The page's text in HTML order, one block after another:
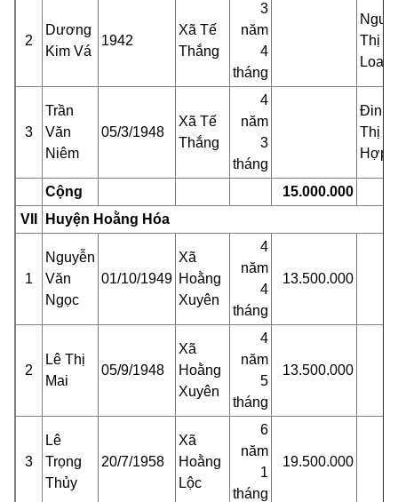
2
Dương
Kim Vá
1942
Xã Tế
Thắng
3
năm
4
tháng
Thị
Loan
3
Trần
Văn
Niêm
05/3/1948
Xã Tế
Thắng
4
năm
3
tháng
Đinh
Thị
Hợp
Cộng
15.000.000
VII
Huyện Hoằng Hóa
1
Nguyễn
Văn
Ngọc
01/10/1949
Xã
Hoằng
Xuyên
4
năm
4
tháng
13.500.000
2
Lê Thị
Mai
05/9/1948
Xã
Hoằng
Xuyên
4
năm
5
tháng
13.500.000
3
Lê
Trọng
Thủy
20/7/1958
Xã
Hoằng
Lộc
6
năm
1
tháng
19.500.000